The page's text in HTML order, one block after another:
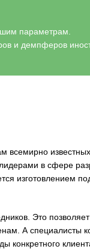
параметрам.
и демпферов
всемирно
в сфере
изготовлением
Это
А специалисты
конкретного